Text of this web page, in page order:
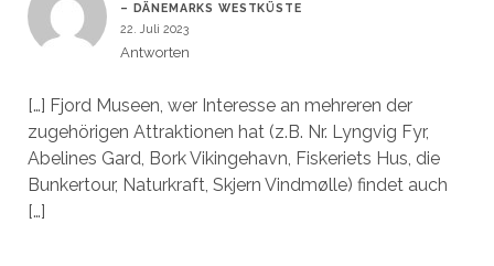
– DÄNEMARKS WESTKÜSTE
22. Juli 2023
Antworten
[…] Fjord Museen, wer Interesse an mehreren der
zugehörigen Attraktionen hat (z.B. Nr. Lyngvig Fyr,
Abelines Gard, Bork Vikingehavn, Fiskeriets Hus, die
Bunkertour, Naturkraft, Skjern Vindmølle) findet auch
[…]